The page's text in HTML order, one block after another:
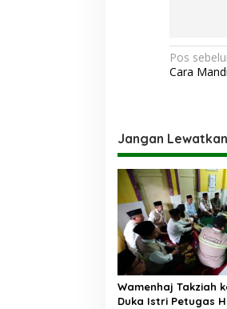
N
a
i
g
a
s
i
p
o
s
Pos
Cara
Jangan Lewatkan
Wamenhaj Takziah
Duka Istri Petugas